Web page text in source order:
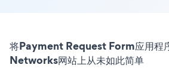
将Payment Request Form应用程
Networks网站上从未如此简单